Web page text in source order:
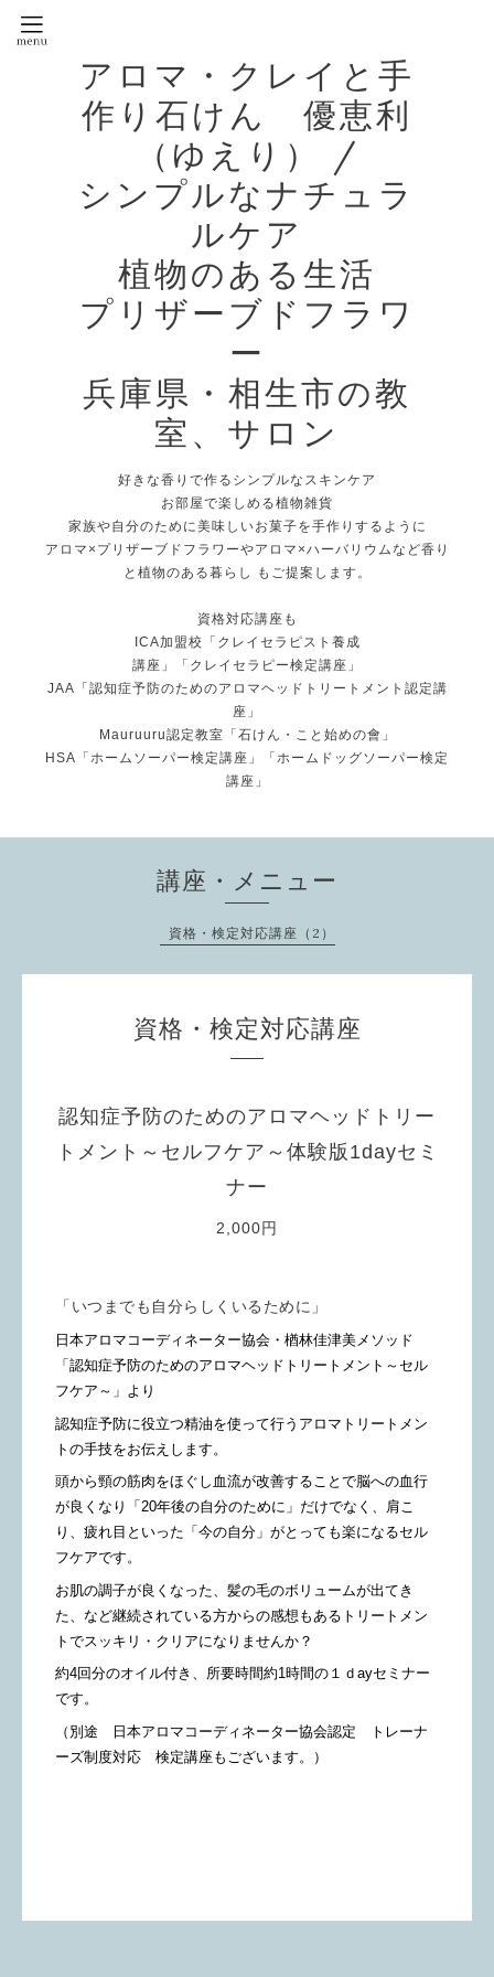
アロマ・クレイと手
作り石けん 優恵利
（ゆえり） /
シンプルなナチュラ
ルケア
植物のある生活
プリザーブドフラワ
ー
兵庫県・相生市の教
室、サロン
好きな香りで作るシンプルなスキンケア
お部屋で楽しめる植物雑貨
家族や自分のために美味しいお菓子を手作りするように
アロマ×プリザーブドフラワーやアロマ×ハーバリウムなど香り
と植物のある暮らし もご提案します。
資格対応講座も
ICA加盟校「クレイセラピスト養成
講座」「クレイセラピー検定講座」
JAA「認知症予防のためのアロマヘッドトリートメント認定講
座」
Mauruuru認定教室「石けん・こと始めの會」
HSA「ホームソーパー検定講座」「ホームドッグソーパー検定
講座」
講座・メニュー
資格・検定対応講座（2）
資格・検定対応講座
認知症予防のためのアロマヘッドトリー
トメント～セルフケア～体験版1dayセミ
ナー
2,000円
「いつまでも自分らしくいるために」
日本アロマコーディネーター協会・楢林佳津美メソッド
「認知症予防のためのアロマヘッドトリートメント～セル
フケア～」より
認知症予防に役立つ精油を使って行うアロマトリートメン
トの手技をお伝えします。
頭から頸の筋肉をほぐし血流が改善することで脳への血行
が良くなり「20年後の自分のために」だけでなく、肩こ
り、疲れ目といった「今の自分」がとっても楽になるセル
フケアです。
お肌の調子が良くなった、髪の毛のボリュームが出てき
た、など継続されている方からの感想もあるトリートメン
トでスッキリ・クリアになりませんか？
約4回分のオイル付き、所要時間約1時間の１ｄayセミナー
です。
（別途 日本アロマコーディネーター協会認定 トレーナ
ーズ制度対応 検定講座もございます。）